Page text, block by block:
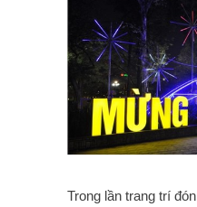
Trong lần trang trí